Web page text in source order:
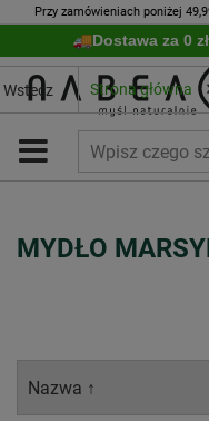
Przy zamówieniach poniżej
Dostawa za 0 zł
Wstecz Strona główna
MYDŁO